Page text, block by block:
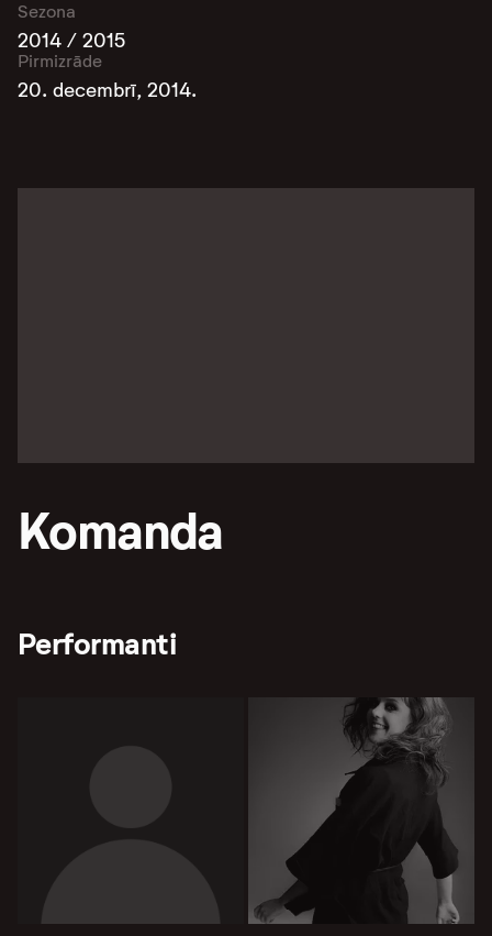
Sezona
2014 / 2015
Pirmizrāde
20. decembrī, 2014.
Komanda
Performanti